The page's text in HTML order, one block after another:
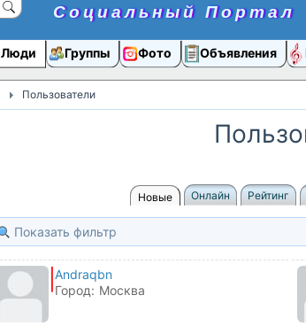
Социальный Портал
Люди Группы Фото Объявления
Пользователи
Новые Онлайн Рейтинг
Показать фильтр
Andraqbn
Город: Москва